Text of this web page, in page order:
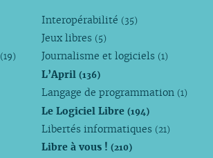
(19)
Interopérabilité (35)
Jeux libres (5)
Journalisme et logiciels (1)
L’April(136)
Langage de programmation (1)
Le Logiciel Libre(194)
Libertés informatiques (21)
Libre à vous !(210)